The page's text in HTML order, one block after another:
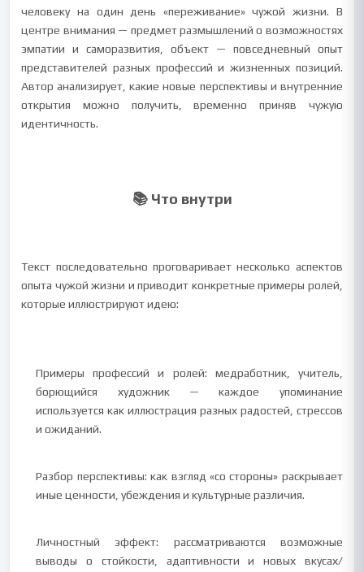
человеку на один день «переживание» чужой жизни. В
центре внимания — предмет размышлений о возможностях
эмпатии и саморазвития, объект — повседневный опыт
представителей разных профессий и жизненных позиций.
Автор анализирует, какие новые перспективы и внутренние
открытия можно получить, временно приняв чужую
идентичность.
📚 Что внутри
Текст последовательно проговаривает несколько аспектов
опыта чужой жизни и приводит конкретные примеры ролей,
которые иллюстрируют идею:
Примеры профессий и ролей: медработник, учитель,
борющийся художник — каждое упоминание
используется как иллюстрация разных радостей, стрессов
и ожиданий.
Разбор перспективы: как взгляд «со стороны» раскрывает
иные ценности, убеждения и культурные различия.
Личностный эффект: рассматриваются возможные
выводы о стойкости, адаптивности и новых вкусах/